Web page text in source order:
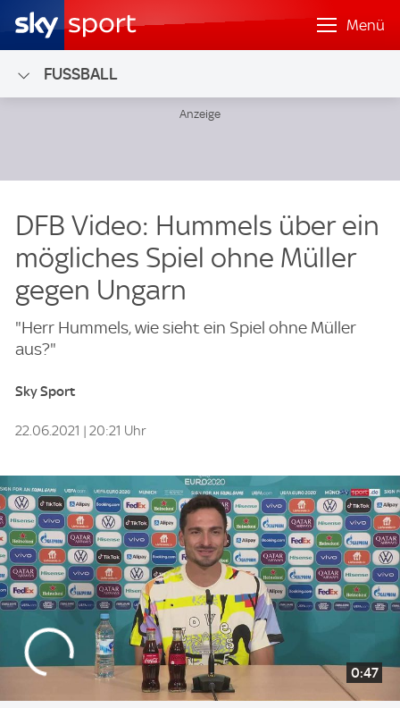
Menü
FUSSBALL
DFB Video: Hummels über ein
mögliches Spiel ohne Müller
gegen Ungarn
"Herr Hummels, wie sieht ein Spiel ohne Müller
aus?"
Sky Sport
22.06.2021 | 20:21 Uhr
0:47